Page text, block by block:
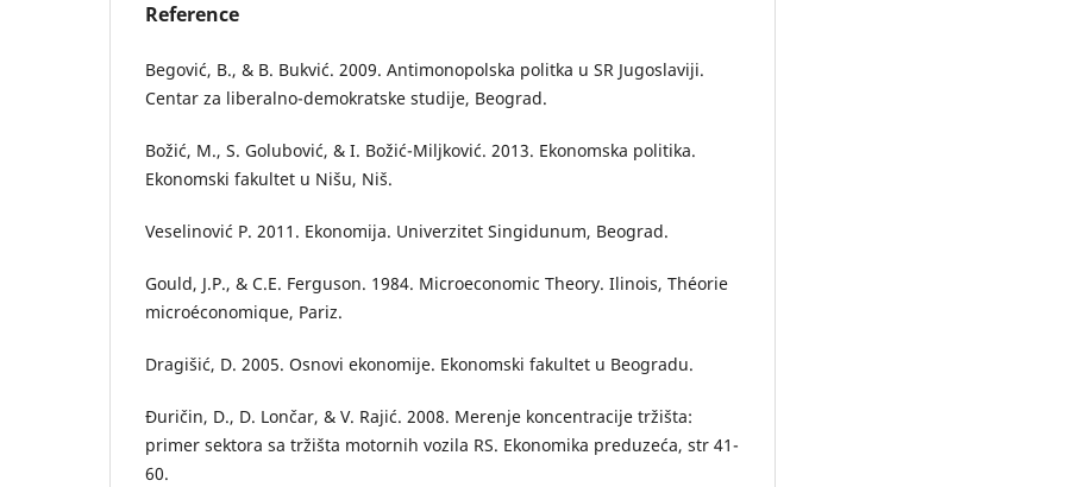
Reference
Begović, B., & B. Bukvić. 2009. Antimonopolska politka u SR Jugoslaviji.
Centar za liberalno-demokratske studije, Beograd.
Božić, M., S. Golubović, & I. Božić-Miljković. 2013. Ekonomska politika.
Ekonomski fakultet u Nišu, Niš.
Veselinović P. 2011. Ekonomija. Univerzitet Singidunum, Beograd.
Gould, J.P., & C.E. Ferguson. 1984. Microeconomic Theory. Ilinois, Théorie
microéconomique, Pariz.
Dragišić, D. 2005. Osnovi ekonomije. Ekonomski fakultet u Beogradu.
Đuričin, D., D. Lončar, & V. Rajić. 2008. Merenje koncentracije tržišta:
primer sektora sa tržišta motornih vozila RS. Ekonomika preduzeća, str 41-
60.